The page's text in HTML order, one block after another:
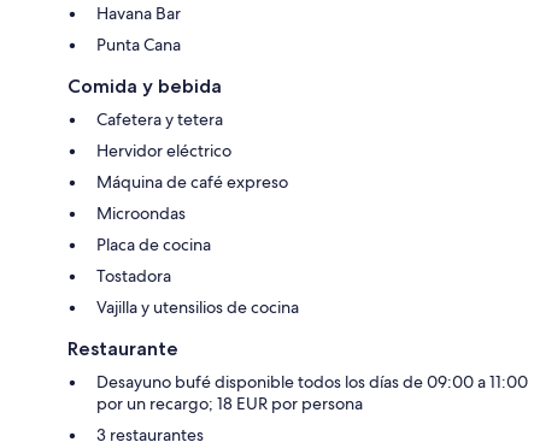
Havana Bar
Punta Cana
Comida y bebida
Cafetera y tetera
Hervidor eléctrico
Máquina de café expreso
Microondas
Placa de cocina
Tostadora
Vajilla y utensilios de cocina
Restaurante
Desayuno bufé disponible todos los días de 09:00 a 11:00
por un recargo; 18 EUR por persona
3 restaurantes